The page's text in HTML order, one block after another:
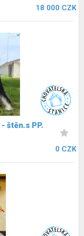
18 000 CZK
štěn.s PP.
0 CZK